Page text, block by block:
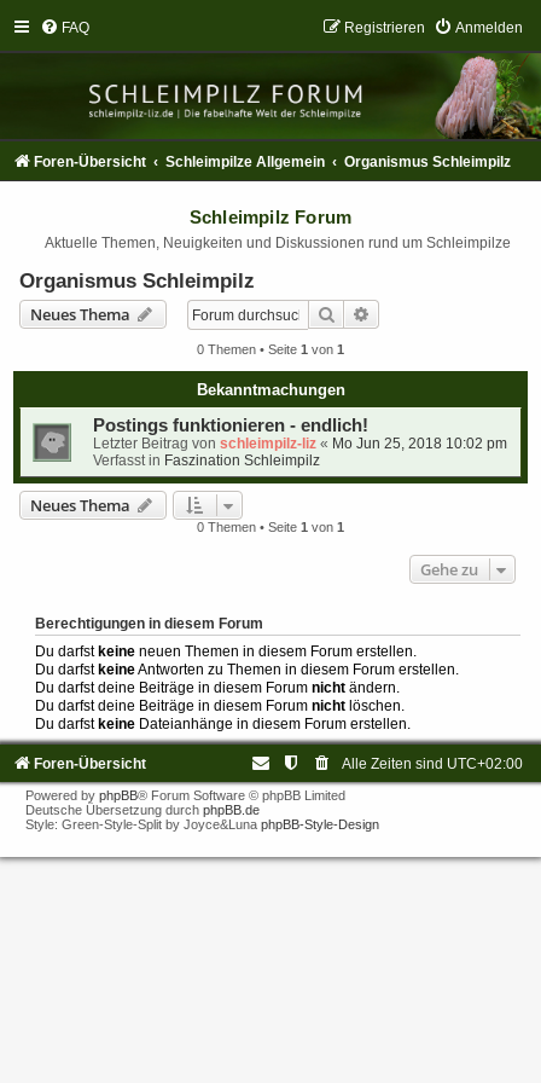
FAQ Anmelden
Registrieren
Foren-Übersicht Schleimpilze Allgemein Organismus Schleimpilz
Schleimpilz Forum
Aktuelle Themen, Neuigkeiten und Diskussionen rund um Schleimpilze
Organismus Schleimpilz
Neues Thema
Suche
0 Themen • Seite 1 von 1
Bekanntmachungen
Postings funktionieren - endlich!
Letzter Beitrag von schleimpilz-liz « Mo Jun 25, 2018 10:02 pm
Verfasst in Faszination Schleimpilz
Neues Thema
0 Themen • Seite 1 von 1
Gehe zu
Berechtigungen in diesem Forum
Du darfst keine neuen Themen in diesem Forum erstellen.
Du darfst keineAntworten zu Themen in diesem Forum erstellen.
Du darfst deine Beiträge in diesem Forum nicht ändern.
Du darfst deine Beiträge in diesem Forum nicht löschen.
Du darfst keine Dateianhänge in diesem Forum erstellen.
Foren-Übersicht Alle Zeiten sind UTC+02:00
Powered by phpBB® Forum Software © phpBB Limited
Deutsche Übersetzung durch phpBB.de
Style: Green-Style-Split by Joyce&Luna phpBB-Style-Design